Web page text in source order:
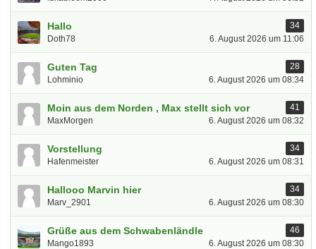
Hallo
34
Doth78
6. August 2026 um 11:06
Guten Tag
28
Lohminio
6. August 2026 um 08:34
Moin aus dem Norden , Max stellt sich vor
41
MaxMorgen
6. August 2026 um 08:32
Vorstellung
34
Hafenmeister
6. August 2026 um 08:31
Hallooo Marvin hier
34
Marv_2901
6. August 2026 um 08:30
Grüße aus dem Schwabenländle
46
Mango1893
6. August 2026 um 08:30